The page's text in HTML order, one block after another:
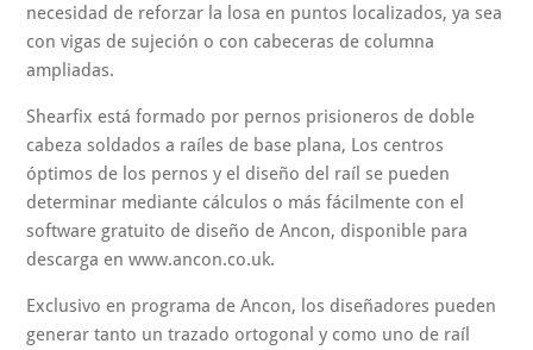
necesidad de reforzar la losa en puntos localizados, ya sea
con vigas de sujeción o con cabeceras de columna
ampliadas.
Shearfix está formado por pernos prisioneros de doble
cabeza soldados a raíles de base plana, Los centros
óptimos de los pernos y el diseño del raíl se pueden
determinar mediante cálculos o más fácilmente con el
software gratuito de diseño de Ancon, disponible para
descarga en www.ancon.co.uk.
Exclusivo en programa de Ancon, los diseñadores pueden
generar tanto un trazado ortogonal y como uno de raíl